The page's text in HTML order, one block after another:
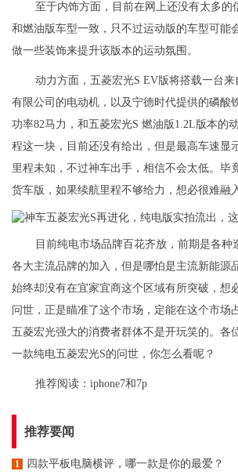
至于内饰方面，目前在网上还没有太多的
和燃油版车型一致，只不过运动版的车型可能
做一些装饰来提升该版本的运动氛围。
动力方面，五菱宏光S EV版将搭载一台
有限公司的电动机，以及宁德时代提供的磷酸
功率82马力，和五菱宏光S 燃油版1.2L版本的
程这一块，目前还没有给出，但是最高车速显
里程未知，不过神车出手，相信不会太低。毕
货车版，如果续航里程不够给力，想必很难融
目前纯电市场品牌百花齐放，前期是各种
各大主流品牌的加入，但是哪怕是主流新能源
始终却没有在宜家宜商这个区域有所突破，想
问世，正是瞄准了这个市场，定能在这个市场
五菱宏光强大的消费者群体不是开玩笑的。各
一款纯电五菱宏光S的问世，你怎么看呢？
推荐阅读： iphone7和7p
推荐要闻
1 四款平板电脑横评，哪一款是你的最爱？